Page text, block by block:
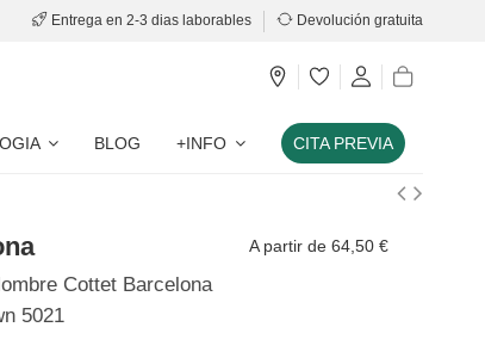
Entrega en 2-3 dias laborables Devolución gratuita
BLOG +INFO CITA PREVIA
Cottet Barcelona
5021
A partir de 64,50 €